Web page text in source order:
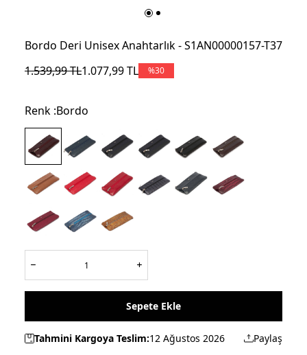
Bordo Deri Unisex Anahtarlık - S1AN00000157-T37
1.539,99TL1.077,99TL %30
Renk :Bordo
Sepete Ekle
Tahmini Kargoya Teslim:12 Ağustos 2026 Paylaş